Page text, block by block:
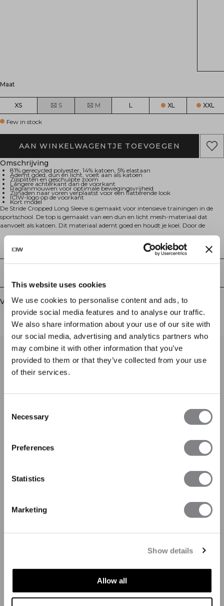
This website uses cookies
We use cookies to personalise content and ads, to
provide social media features and to analyse our traffic.
We also share information about your use of our site with
our social media, advertising and analytics partners who
may combine it with other information that you’ve
provided to them or that they’ve collected from your use
of their services.
Selection
Necessary
Preferences
Statistics
Marketing
Show details
Allow all
Maat
XS S M L XL XXL
Few in stock
AAN WINKELWAGENTJE TOEVOEGEN
Omschrijving
81% gerecycled polyester, 14% katoen, 5% elastaan
Ademt goed, dun en licht, voelt aan als katoen
Zijsplitten en geschulpte zoom
Langere achterkant dan de voorkant
Raglanmouwen voor optimale bewegingsvrijheid
Zijnaden naar voren verplaatst voor een flatterende look
ICIW-logo op de voorkant
Kort model
De Stride Cropped Long Sleeve is gemaakt voor intensieve trainingen in de
sportschool. De top is gemaakt van een dun en licht mesh-materiaal dat
aanvoelt als katoen. Dit materiaal ademt goed en houdt je koel. Door de
bewegingsvrijheid tijdens elke training. De zijnaden zijn naar voren verplaatst
voor een flatterende look. ICIW-logo op de voorkant. Achterkant langer dan de
voorkant. Korte lengte. 81% gerecycled polyester, 14% katoen, 5% elastaan.
Vergelijkbare producten